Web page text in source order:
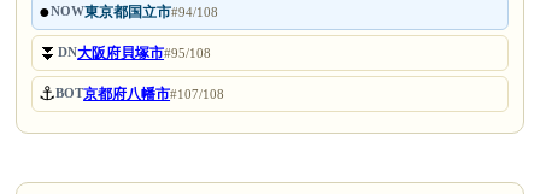
●NOW東京都国立市#94/108
⏬DN大阪府貝塚市#95/108
⚓BOT京都府八幡市#107/108